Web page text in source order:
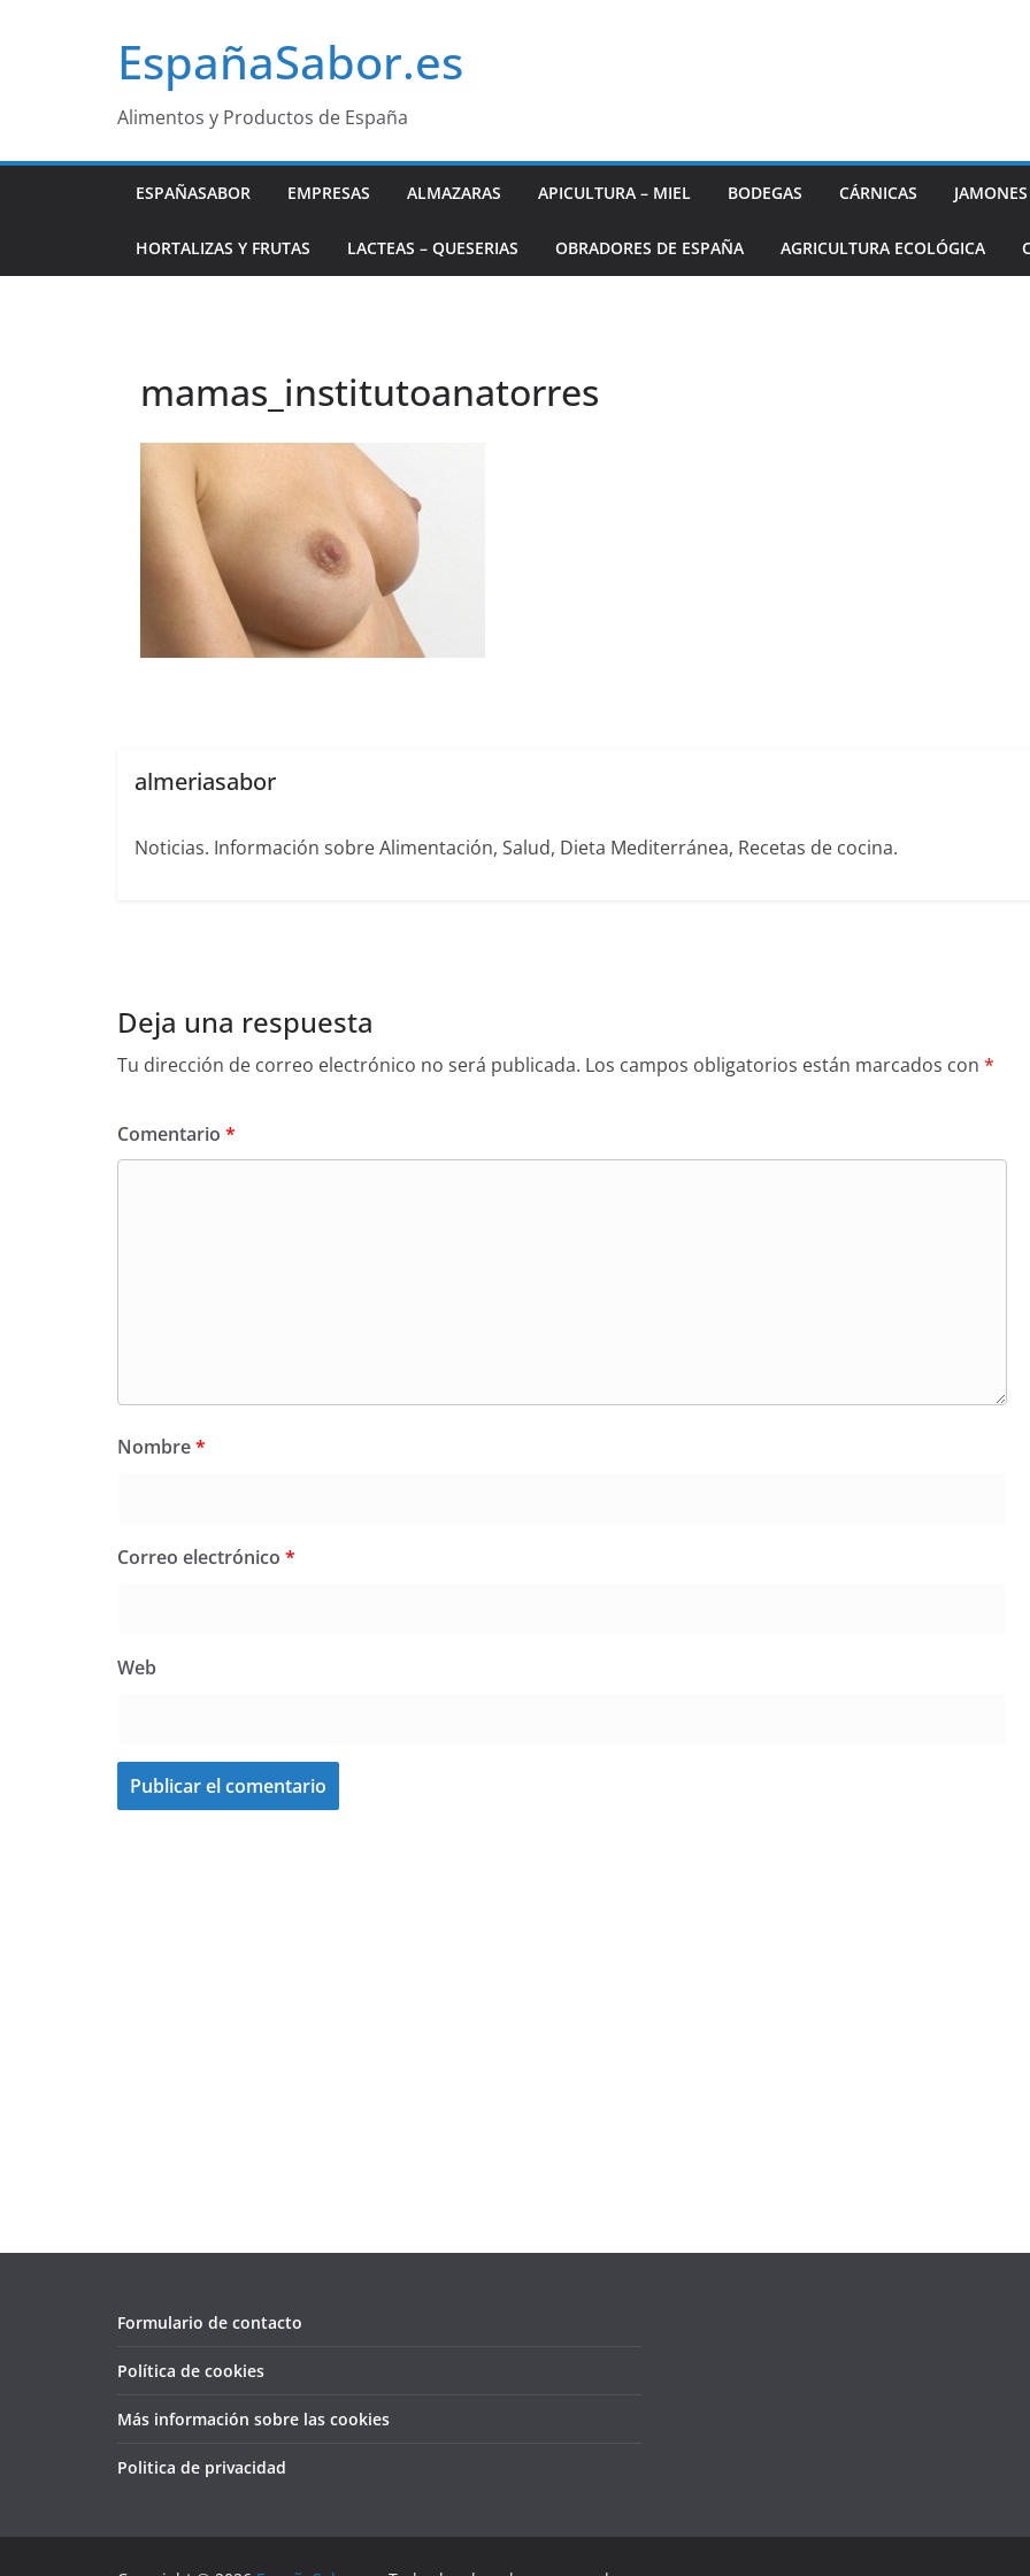
EspañaSabor.es
Alimentos y Productos de España
ESPAÑASABOR EMPRESAS ALMAZARAS APICULTURA – MIEL BODEGAS CÁRNICAS
HORTALIZAS Y FRUTAS LACTEAS – QUESERIAS OBRADORES DE ESPAÑA AGRICULTURA ECOLÓGICA
mamas_institutoanatorres
almeriasabor
Noticias. Información sobre Alimentación, Salud, Dieta Mediterránea, Recetas de cocina.
Deja una respuesta
Tu dirección de correo electrónico no será publicada. Los campos obligatorios están marcados con *
Comentario *
Nombre*
Correo electrónico *
Web
Formulario de contacto
Política de cookies
Más información sobre las cookies
Politica de privacidad